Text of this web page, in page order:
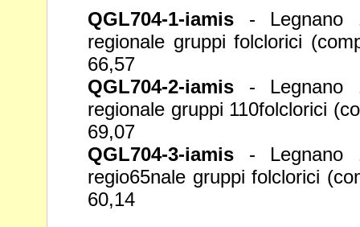
QGL704-1-iamis - Legnano
regionale gruppi
66,57
QGL704-2-iamis - Legnano
regionale gruppi
69,07
QGL704-3-iamis - Legnano
regio65nale gruppi
60,14